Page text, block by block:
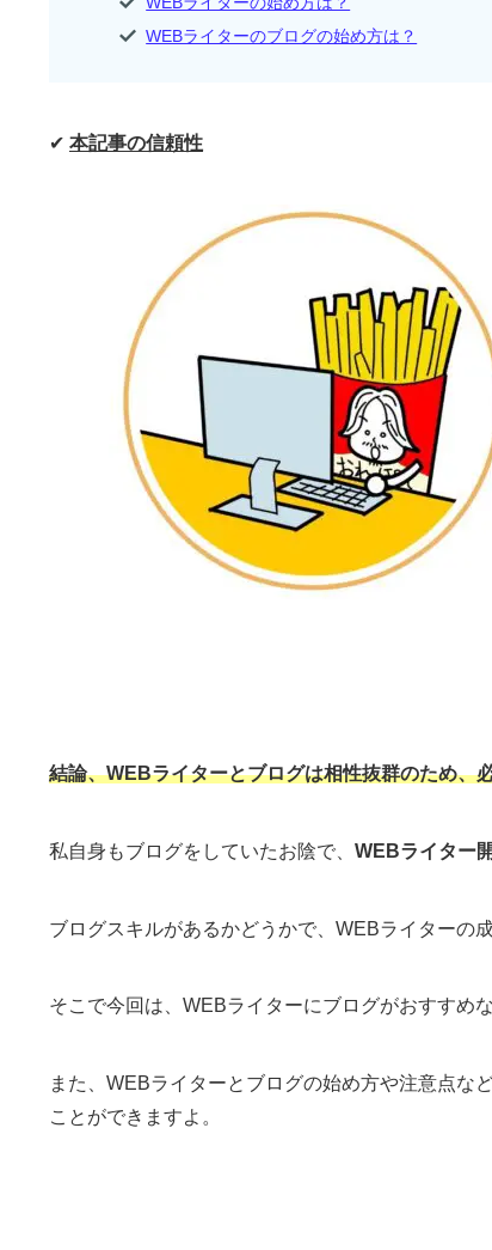
WEBライターのブログの始め方は？
✔ 本記事の信頼性
結論、WEBライターとブログは相性抜群のため、
私自身もブログをしていたお陰で、 WEBライター
ブログスキルがあるかどうかで、WEBライターの
そこで今回は、WEBライターにブログがおすすめ
また、WEBライターとブログの始め方や注意点な
ことができますよ。